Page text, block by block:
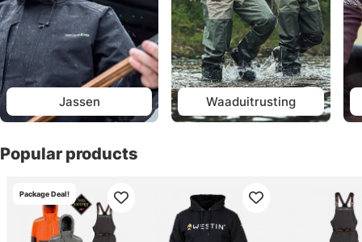
Jassen Waaduitrusting
Popular products
Package Deal!